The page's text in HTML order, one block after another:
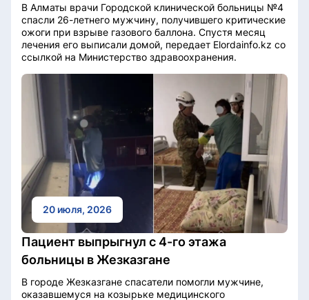
В Алматы врачи Городской клинической больницы №4
спасли 26-летнего мужчину, получившего критические
ожоги при взрыве газового баллона. Спустя месяц
лечения его выписали домой, передает Elordainfo.kz со
ссылкой на Министерство здравоохранения.
20 июля, 2026
Пациент выпрыгнул с 4-го этажа
больницы в Жезказгане
В городе Жезказгане спасатели помогли мужчине,
оказавшемуся на козырьке медицинского